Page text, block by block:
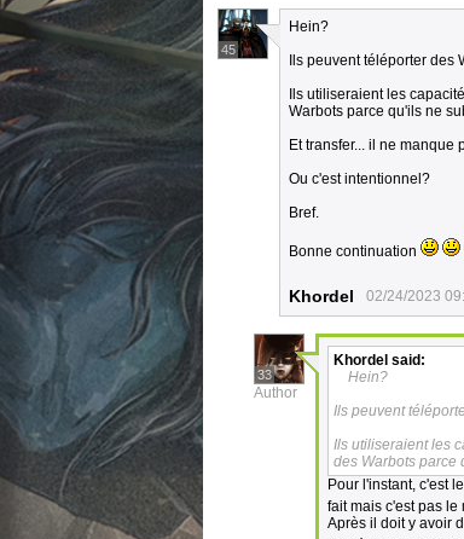
45
Hein?
Ils peuvent téléporter des
Ils utiliseraient les
Warbots parce qu'ils ne
Et transfer... il ne manque
Ou c'est intentionnel?
Bref.
Bonne continuation
Khordel 02/24/2023
33
Author
Khordel said:
Hein?
Ils peuvent
Ils utiliseraient les
des Warbots parce
Pour l'instant, c'est
fait mais c'est pas
Après il doit y avoir